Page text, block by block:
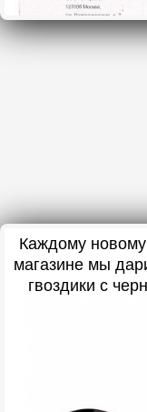
Каждому
магазине мы
гвоздики с